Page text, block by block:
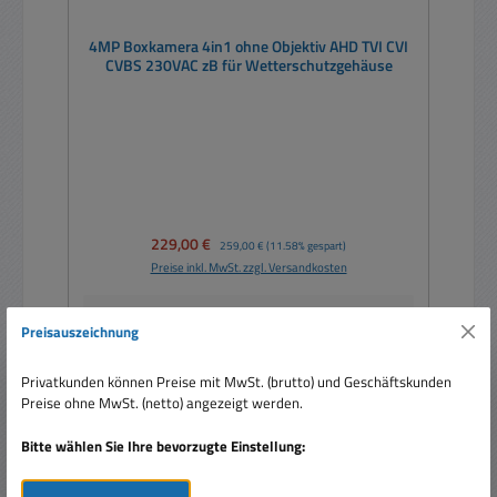
4MP Boxkamera 4in1 ohne Objektiv AHD TVI CVI
CVBS 230VAC zB für Wetterschutzgehäuse
Verkaufspreis:
229,00 € Regulärer Preis:
259,00 € (11.58% gespart)
Preise inkl. MwSt. zzgl. Versandkosten
Details
Nur 1 auf Lager!
%Rabatt
Preisauszeichnung
Privatkunden können Preise mit MwSt. (brutto) und Geschäftskunden
Preise ohne MwSt. (netto) angezeigt werden.
Bitte wählen Sie Ihre bevorzugte Einstellung: